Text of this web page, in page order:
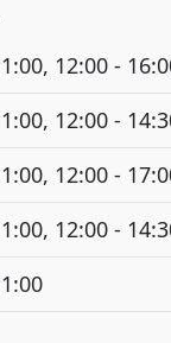
12:00 -
12:00 -
12:00 -
12:00 -